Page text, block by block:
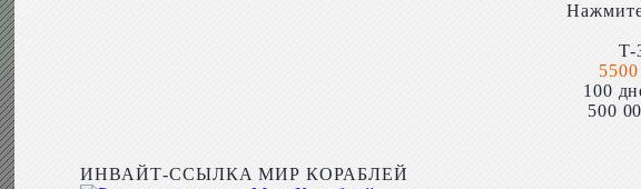
T-
100
500
ИНВАЙТ-ССЫЛКА МИР КОРАБЛЕЙ